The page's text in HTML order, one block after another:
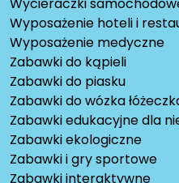
Wycieraczki
Wyposażenie hoteli i
Wyposażenie medyczne
Zabawki do kąpieli
Zabawki do piasku
Zabawki do wózka
Zabawki edukacyjne dla
Zabawki ekologiczne
Zabawki i gry sportowe
Zabawki interaktywne